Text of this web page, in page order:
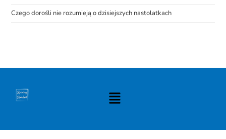
Czego dorośli nie rozumieją o dzisiejszych nastolatkach